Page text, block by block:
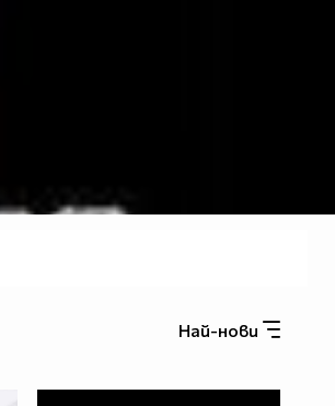
Най-нови